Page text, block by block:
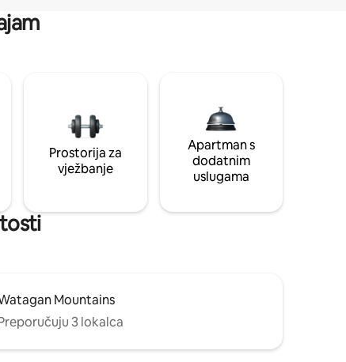
Prostorija za
vježbanje
Apartman s
dodatnim
uslugama
Mountains
3 lokalca